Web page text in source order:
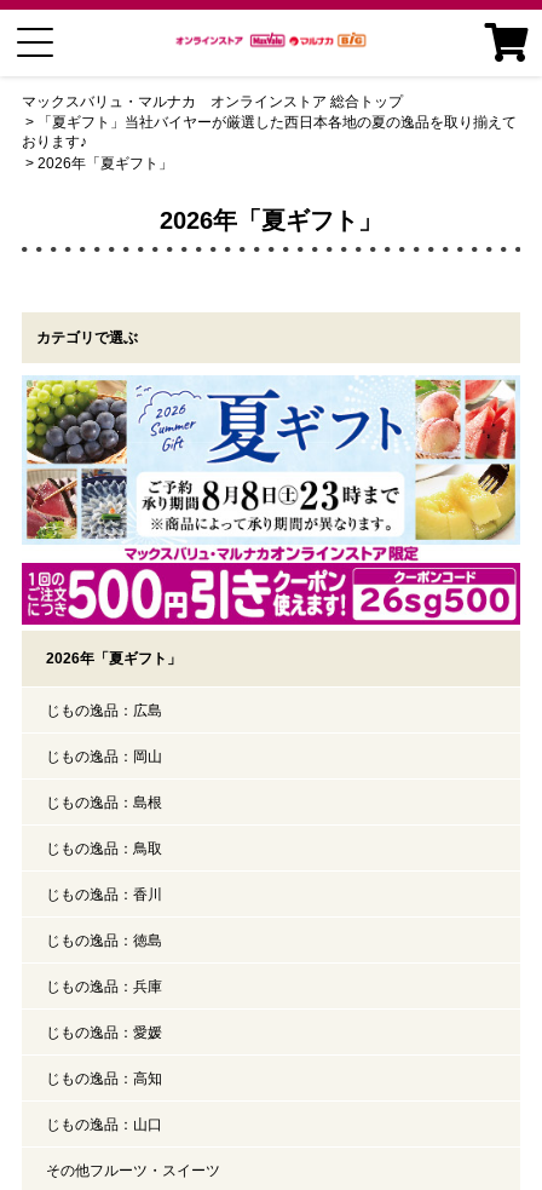
マックスバリュ・マルナカ オンラインストア 総合トップ
「夏ギフト」当社バイヤーが厳選した西日本各地の夏の逸品を取り揃えて
おります♪
2026年「夏ギフト」
2026年「夏ギフト」
カテゴリで選ぶ
2026年「夏ギフト」
じもの逸品：広島
じもの逸品：岡山
じもの逸品：島根
じもの逸品：鳥取
じもの逸品：香川
じもの逸品：徳島
じもの逸品：兵庫
じもの逸品：愛媛
じもの逸品：高知
じもの逸品：山口
その他フルーツ・スイーツ